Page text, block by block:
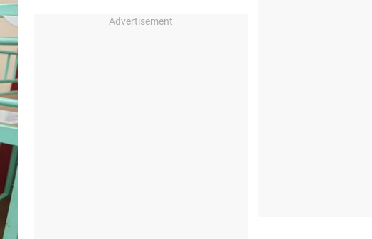
Advertisement